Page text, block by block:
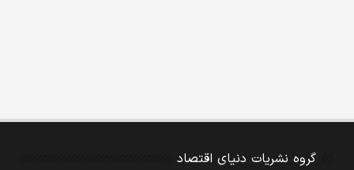
گروه نشریات دنیای اقتصاد